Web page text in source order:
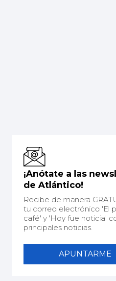
¡Anótate a las
de Atlántico!
Recibe de manera
tu correo electrónico 'El
café' y 'Hoy fue noticia'
principales noticias.
APUNTARME